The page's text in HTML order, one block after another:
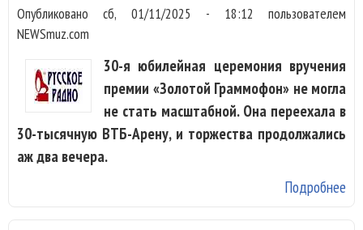
Опубликованосб, 01/11/2025 - 18:12 пользователем
NEWSmuz.com
30-я юбилейная церемония вручения
премии «Золотой Граммофон» не могла
не стать масштабной. Она переехала в
30-тысячную ВТБ-Арену, и торжества продолжались
аж два вечера.
Подробнее